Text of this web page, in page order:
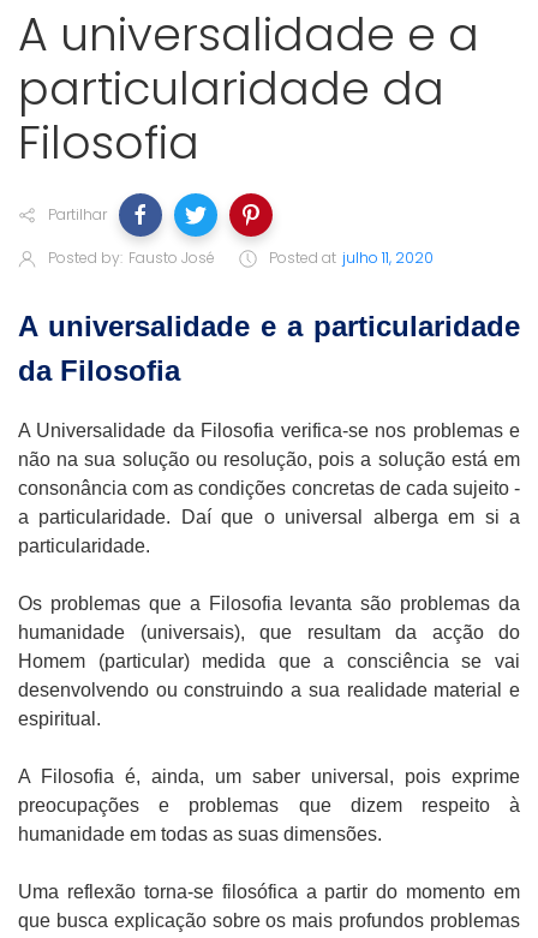
A universalidade e a
particularidade da
Filosofia
Partilhar
Posted by: Fausto José Posted at julho 11, 2020
A universalidade e a particularidade
da Filosofia
A Universalidade da Filosofia verifica-se nos problemas e
não na sua solução ou resolução, pois a solução está em
consonância com as condições concretas de cada sujeito -
a particularidade. Daí que o universal alberga em si a
particularidade.
Os problemas que a Filosofia levanta são problemas da
humanidade (universais), que resultam da acção do
Homem (particular) medida que a consciência se vai
desenvolvendo ou construindo a sua realidade material e
espiritual.
A Filosofia é, ainda, um saber universal, pois exprime
preocupações e problemas que dizem respeito à
humanidade em todas as suas dimensões.
Uma reflexão torna-se filosófica a partir do momento em
que busca explicação sobre os mais profundos problemas